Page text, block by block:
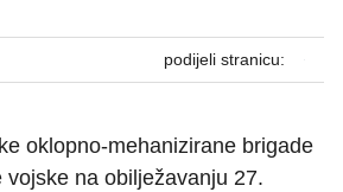
podijeli stranicu:
oklopno-mehanizirane brigade
vojske na obilježavanju 27.